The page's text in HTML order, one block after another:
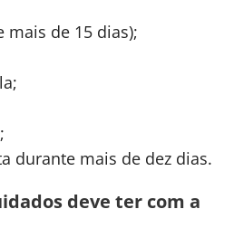
mais de 15 dias);
durante mais de dez dias.
deve ter com a